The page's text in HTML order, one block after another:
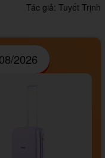
Tác giả: Tuyết Trịnh
2026